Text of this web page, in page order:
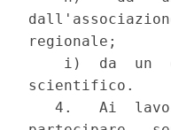
regionale;
i)  da  un
scientifico.
4.   Ai